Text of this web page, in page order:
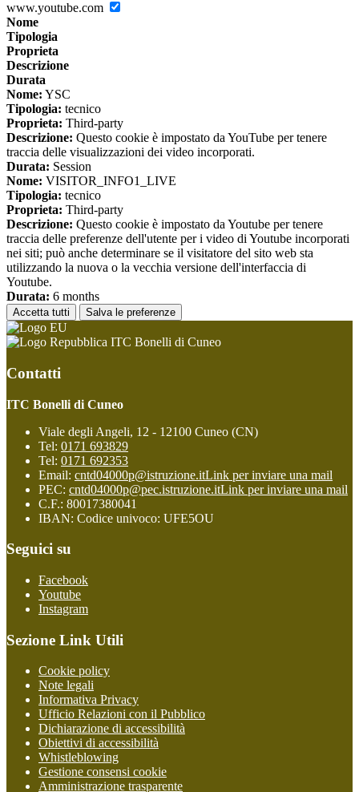
www.youtube.com
Nome
Tipologia
Proprieta
Descrizione
Durata
Nome: YSC
Tipologia: tecnico
Proprieta: Third-party
Descrizione: Questo cookie è impostato da YouTube per tenere
traccia delle visualizzazioni dei video incorporati.
Durata: Session
Nome: VISITOR_INFO1_LIVE
Tipologia: tecnico
Proprieta: Third-party
Descrizione: Questo cookie è impostato da Youtube per tenere
traccia delle preferenze dell'utente per i video di Youtube incorporati
nei siti; può anche determinare se il visitatore del sito web sta
utilizzando la nuova o la vecchia versione dell'interfaccia di
Youtube.
Durata: 6 months
Accetta tutti Salva le preferenze
ITC Bonelli di Cuneo
Contatti
ITC Bonelli di Cuneo
Viale degli Angeli, 12 - 12100 Cuneo (CN)
Tel: 0171 693829
Tel: 0171 692353
Email: cntd04000p@istruzione.itLink per inviare una mail
PEC: cntd04000p@pec.istruzione.itLink per inviare una mail
C.F.: 80017380041
IBAN: Codice univoco: UFE5OU
Seguici su
Facebook
Youtube
Instagram
Sezione Link Utili
Cookie policy
Note legali
Informativa Privacy
Ufficio Relazioni con il Pubblico
Dichiarazione di accessibilità
Obiettivi di accessibilità
Whistleblowing
Gestione consensi cookie
Amministrazione trasparente